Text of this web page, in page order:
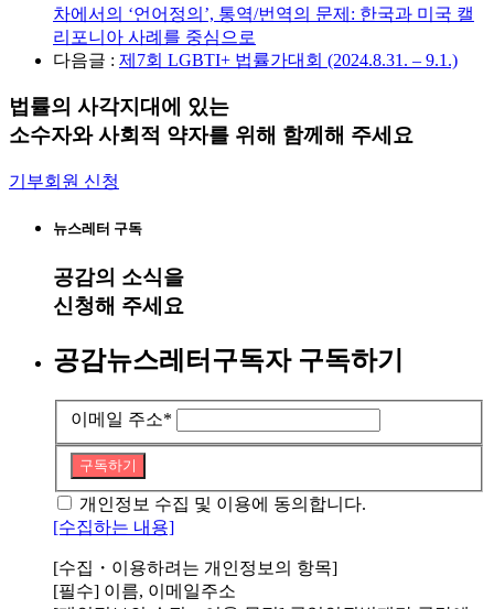
차에서의 ‘언어정의’, 통역/번역의 문제: 한국과 미국 캘
리포니아 사례를 중심으로
다음글 : 제7회 LGBTI+ 법률가대회 (2024.8.31. – 9.1.)
법률의 사각지대에 있는
소수자와 사회적 약자를 위해 함께해 주세요
기부회원 신청
뉴스레터 구독
공감의 소식을
신청해 주세요
공감뉴스레터구독자 구독하기
이메일 주소*
구독하기
개인정보 수집 및 이용에 동의합니다.
[수집하는 내용]
[수집・이용하려는 개인정보의 항목]
[필수] 이름, 이메일주소